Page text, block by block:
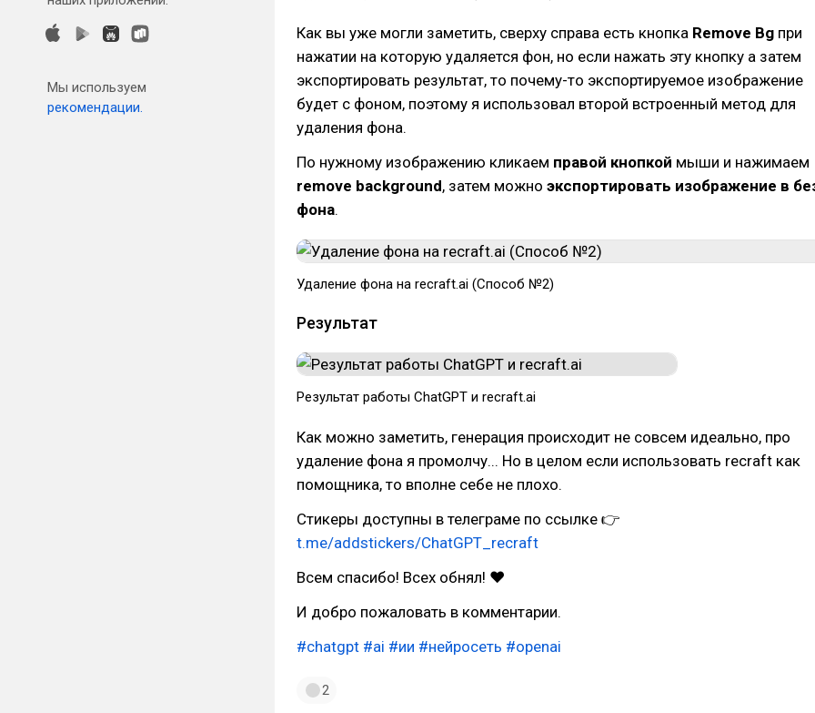
Мы используем
рекомендации.
Как вы уже могли заметить, сверху справа есть кнопка Remove Bg при
нажатии на которую удаляется фон, но если нажать эту кнопку а затем
экспортировать результат, то почему-то экспортируемое изображение
будет с фоном, поэтому я использовал второй встроенный метод для
удаления фона.
По нужному изображению кликаем правой кнопкой мыши и нажимаем
remove background, затем можно экспортировать изображение в
фона.
Удаление фона на recraft.ai (Способ №2)
Результат
Результат работы ChatGPT и recraft.ai
Как можно заметить, генерация происходит не совсем идеально, про
удаление фона я промолчу... Но в целом если использовать recraft как
помощника, то вполне себе не плохо.
Стикеры доступны в телеграме по ссылке 👉
t.me/addstickers/ChatGPT_recraft
Всем спасибо! Всех обнял! ❤
И добро пожаловать в комментарии.
#chatgpt #ai #ии #нейросеть #openai
2